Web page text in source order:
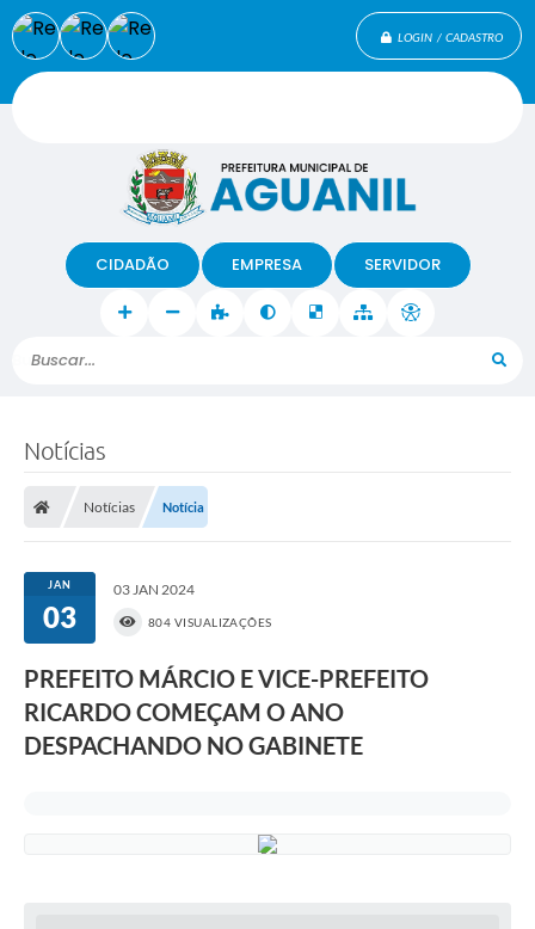
LOGIN / CADASTRO
Buscar...
CIDADÃO EMPRESA SERVIDOR
Notícias
Notícias Notícia
JAN
03
03 JAN 2024
804 VISUALIZAÇÕES
PREFEITO MÁRCIO E VICE-PREFEITO
RICARDO COMEÇAM O ANO
DESPACHANDO NO GABINETE